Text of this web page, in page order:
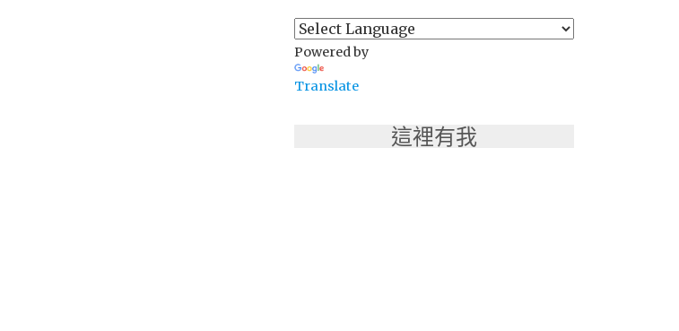
Powered by
Translate
這裡有我